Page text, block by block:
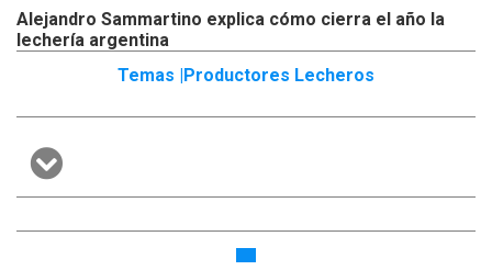
Alejandro Sammartino explica cómo cierra el año la
lechería argentina
Temas |
Productores Lecheros